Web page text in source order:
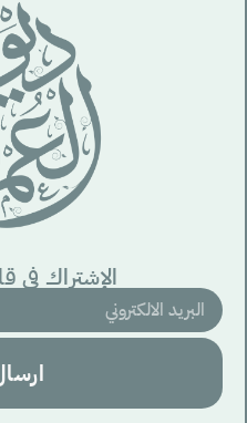
الإشتراك في